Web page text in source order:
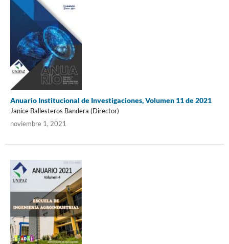
Anuario Institucional de Investigaciones, Volumen 11 de 2021
Janice Ballesteros Bandera (Director)
noviembre 1, 2021